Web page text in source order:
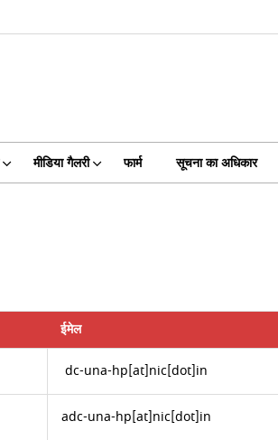
मीडिया गैलरी फार्म सूचना का अधिकार
ईमेल
dc-una-hp[at]nic[dot]in
adc-una-hp[at]nic[dot]in